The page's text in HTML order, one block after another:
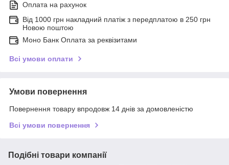
Оплата на рахунок
Від 1000 грн накладний платіж з передплатою в 250 грн
Новою поштою
Моно Банк Оплата за реквізитами
Всі умови оплати
Умови повернення
Повернення товару впродовж 14 днів за домовленістю
Всі умови повернення
Подібні товари компанії